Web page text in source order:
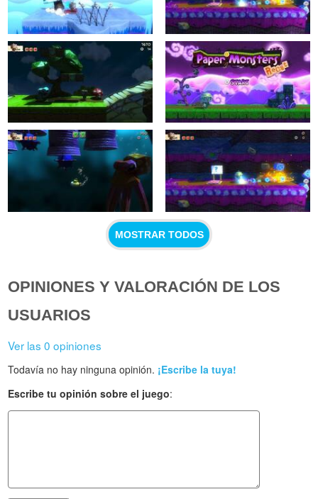
MOSTRAR TODOS
OPINIONES Y VALORACIÓN DE LOS
USUARIOS
Ver las 0 opiniones
Todavía no hay ninguna opinión. ¡Escribe la tuya!
Escribe tu opinión sobre el juego: